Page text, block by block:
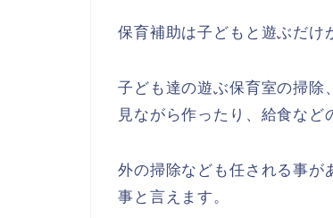
保育補助は子どもと遊ぶだけ
子ども達の遊ぶ保育室の掃除
見ながら作ったり、給食など
外の掃除なども任される事が
事と言えます。